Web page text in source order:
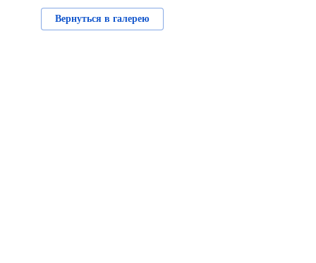
Вернуться в галерею